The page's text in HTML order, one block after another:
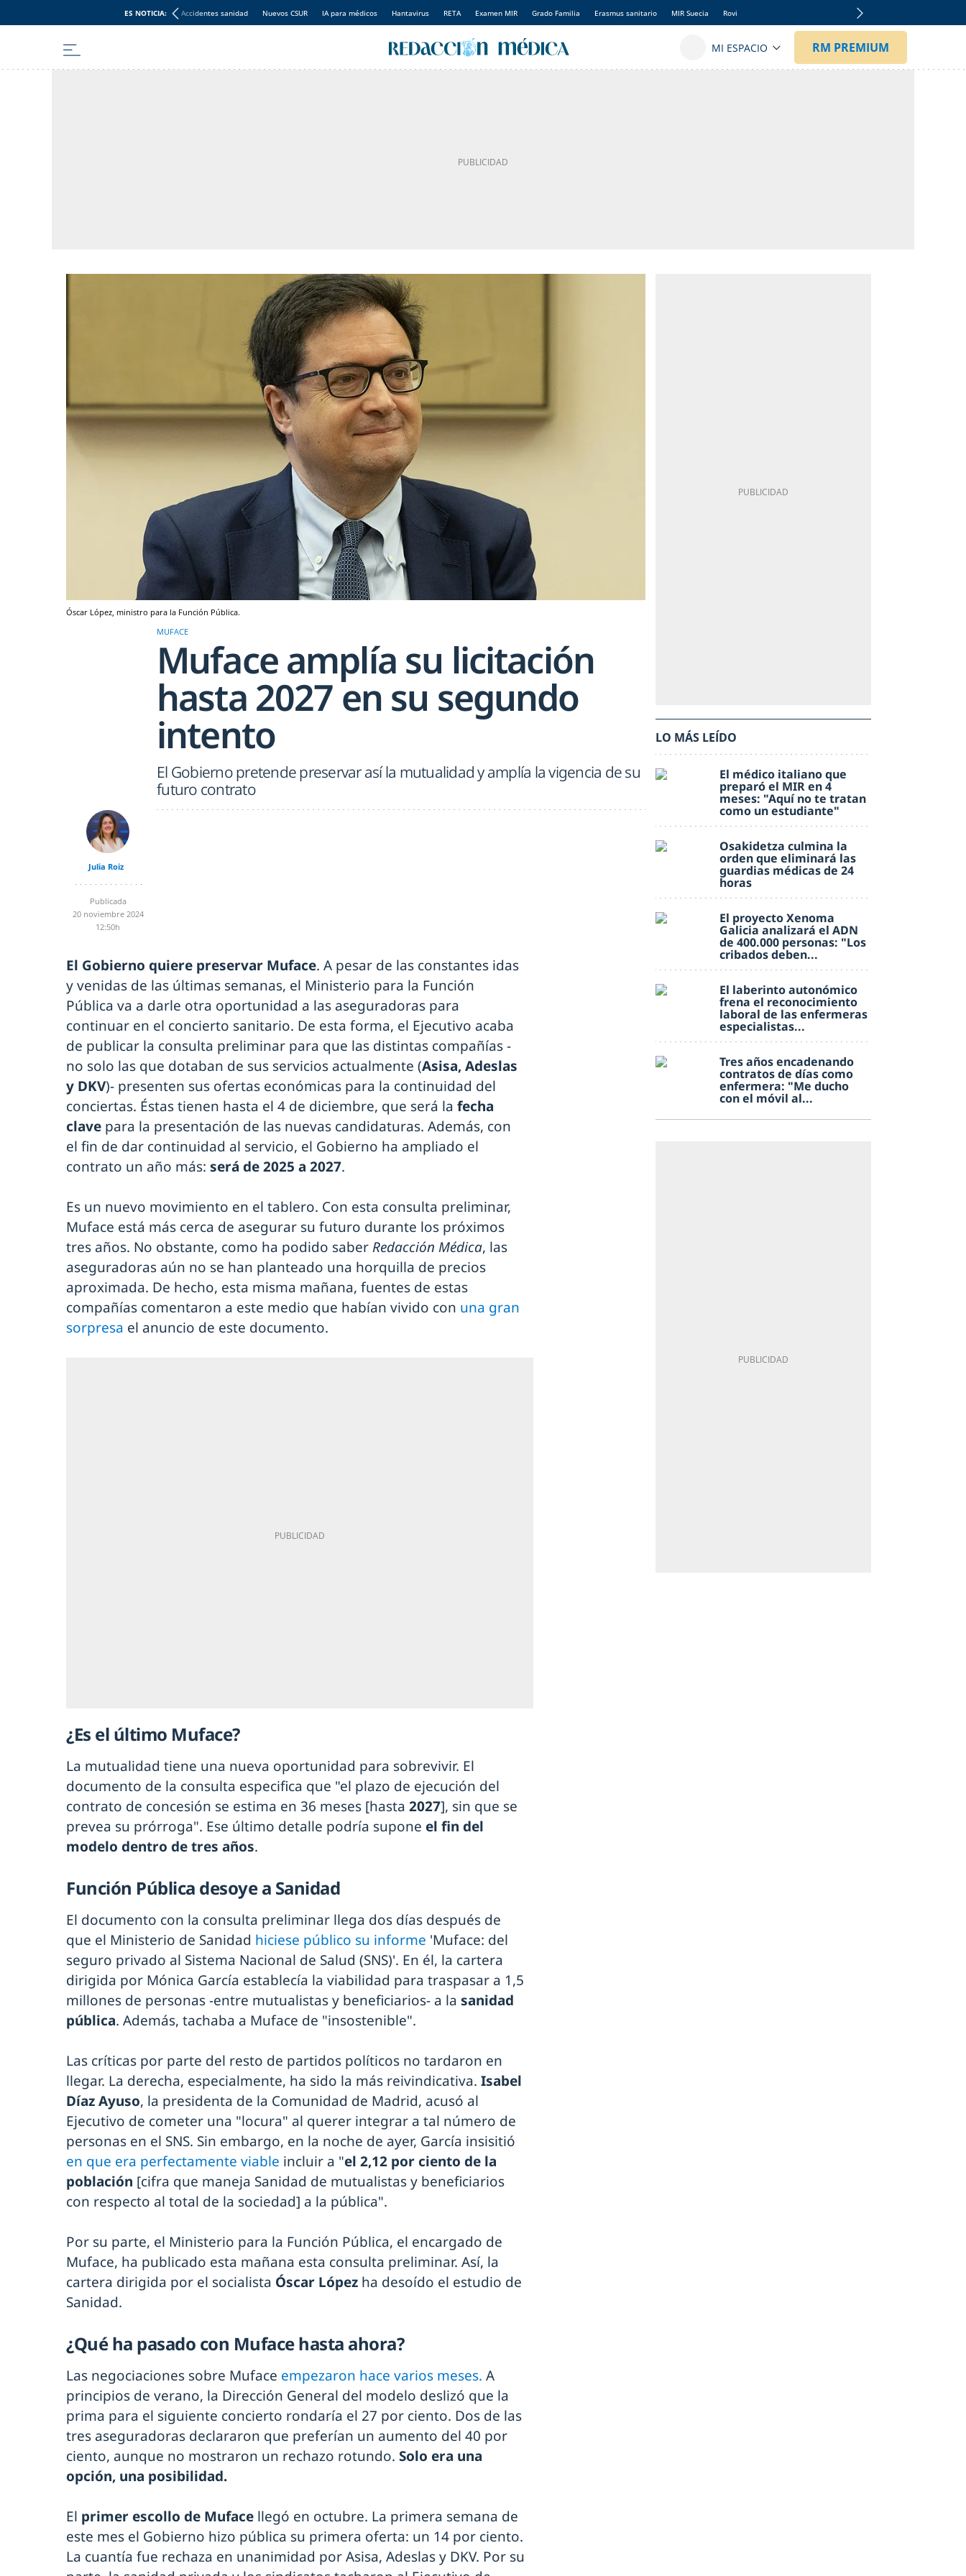
ES NOTICIA: Accidentes sanidad Nuevos CSUR IA para médicos Hantavirus RETA Examen MIR Grado Familia Erasmus sanitario MIR Suecia Rovi
Óscar López, ministro para la Función Pública.
MUFACE
Muface amplía su licitación
hasta 2027 en su segundo
intento
El Gobierno pretende preservar así la mutualidad y amplía la vigencia de su
futuro contrato
Julia Roiz
Publicada
20 noviembre 2024
12:50h
El Gobierno quiere preservar Muface. A pesar de las constantes idas
y venidas de las últimas semanas, el Ministerio para la Función
Pública va a darle otra oportunidad a las aseguradoras para
continuar en el concierto sanitario. De esta forma, el Ejecutivo acaba
de publicar la consulta preliminar para que las distintas compañías -
no solo las que dotaban de sus servicios actualmente (Asisa, Adeslas
y DKV)- presenten sus ofertas económicas para la continuidad del
conciertas. Éstas tienen hasta el 4 de diciembre, que será la fecha
clave para la presentación de las nuevas candidaturas. Además, con
el fin de dar continuidad al servicio, el Gobierno ha ampliado el
contrato un año más: será de 2025 a 2027.
Es un nuevo movimiento en el tablero. Con esta consulta preliminar,
Muface está más cerca de asegurar su futuro durante los próximos
tres años. No obstante, como ha podido saberRedacción Médica, las
aseguradoras aún no se han planteado una horquilla de precios
aproximada. De hecho, esta misma mañana, fuentes de estas
compañías comentaron a este medio que habían vivido con una gran
sorpresa el anuncio de este documento.
¿Es el último Muface?
La mutualidad tiene una nueva oportunidad para sobrevivir. El
documento de la consulta especifica que "el plazo de ejecución del
contrato de concesión se estima en 36 meses [hasta 2027], sin que se
prevea su prórroga". Ese último detalle podría supone el fin del
modelo dentro de tres años.
Función Pública desoye a Sanidad
El documento con la consulta preliminar llega dos días después de
que el Ministerio de Sanidad hiciese público su informe 'Muface: del
seguro privado al Sistema Nacional de Salud (SNS)'. En él, la cartera
dirigida por Mónica García establecía la viabilidad para traspasar a 1,5
millones de personas -entre mutualistas y beneficiarios- a la sanidad
pública. Además, tachaba a Muface de "insostenible".
Las críticas por parte del resto de partidos políticos no tardaron en
llegar. La derecha, especialmente, ha sido la más reivindicativa. Isabel
Díaz Ayuso, la presidenta de la Comunidad de Madrid, acusó al
Ejecutivo de cometer una "locura" al querer integrar a tal número de
personas en el SNS. Sin embargo, en la noche de ayer, García insisitió
en que era perfectamente viable incluir a "el 2,12 por ciento de la
población [cifra que maneja Sanidad de mutualistas y beneficiarios
con respecto al total de la sociedad] a la pública".
Por su parte, el Ministerio para la Función Pública, el encargado de
Muface, ha publicado esta mañana esta consulta preliminar. Así, la
cartera dirigida por el socialista Óscar López ha desoído el estudio de
Sanidad.
¿Qué ha pasado con Muface hasta ahora?
Las negociaciones sobre Muface empezaron hace varios meses. A
principios de verano, la Dirección General del modelo deslizó que la
prima para el siguiente concierto rondaría el 27 por ciento. Dos de las
tres aseguradoras declararon que preferían un aumento del 40 por
ciento, aunque no mostraron un rechazo rotundo. Solo era una
opción, una posibilidad.
El primer escollo de Muface llegó en octubre. La primera semana de
este mes el Gobierno hizo pública su primera oferta: un 14 por ciento.
La cuantía fue rechaza en unanimidad por Asisa, Adeslas y DKV. Por su
LO MÁS LEÍDO
El médico italiano que
preparó el MIR en 4
meses: "Aquí no te tratan
como un estudiante"
Osakidetza culmina la
orden que eliminará las
guardias médicas de 24
horas
El proyecto Xenoma
Galicia analizará el ADN
de 400.000 personas: "Los
cribados deben...
El laberinto autonómico
frena el reconocimiento
laboral de las enfermeras
especialistas...
Tres años encadenando
contratos de días como
enfermera: "Me ducho
con el móvil al...